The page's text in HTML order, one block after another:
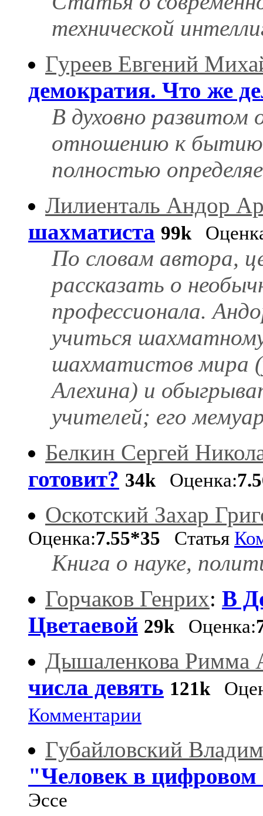
технической
Гуреев Евгений
демократия. Что же
В духовно развитом
отношению к
полностью
Лилиенталь Андор
шахматиста 99k
По словам автора,
рассказать о
профессионала.
учиться
шахматистов мира
Алехина) и
учителей; его
Белкин Сергей
готовит? 34k Оценка:
Оскотский Захар
Оценка:7.55*35 Статья
Книга о науке,
Горчаков Генрих: В
Цветаевой 29k Оценка:
Дышаленкова Римма
числа девять 121k
Комментарии
Губайловский
"Человек в цифровом
Эссе